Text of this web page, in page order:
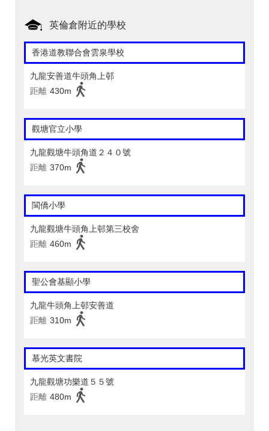
英倫倉附近的學校
香港道教聯合會雲泉學校
九龍安善道牛頭角上邨
距離 430m
觀塘官立小學
九龍觀塘牛頭角道２４０號
距離 370m
閩僑小學
九龍觀塘牛頭角上邨第三校舍
距離 460m
聖公會基顯小學
九龍牛頭角上邨安善道
距離 310m
慕光英文書院
九龍觀塘功樂道５５號
距離 480m